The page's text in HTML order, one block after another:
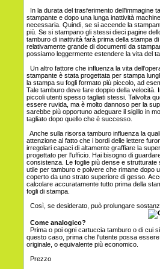
In la durata del trasferimento dell'immagine
stampante e dopo una lunga inattività
necessaria. Quindi, se si accende la
più. Se si stampano gli stessi dieci pagine
tamburo di inattività farà prima della stampa
relativamente grande di documenti da
possiamo leggermente estendere la vita del
Un altro fattore che influenza la vita
stampante è stata progettata per stampa
la stampa su fogli formato più piccolo, ad
Tale tamburo deve fare doppio della
piccoli utenti spesso tagliati stessi. Talvolta
essere ruvida, ma è molto dannoso per la
sarebbe più opportuno adeguare il sigillo in
tagliato dopo quello che è successo.
Anche sulla risorsa tamburo influenza la
attenzione al fatto che i bordi delle lettere
irregolari capaci di altamente graffiare la
progettato per l'ufficio. Hai bisogno di
consistenza. Le foglie più dense e
utile per tamburo e polvere che rimane dopo
coperto da uno strato superiore di gesso.
calcolare accuratamente tutto prima della
fogli di stampa.
Così, se desiderato, può prolungare
Come analogico?
Prima o poi ogni cartuccia tamburo o di cui
questo caso, prima che l'utente possa
originale, o equivalente più economico.
Prezzo